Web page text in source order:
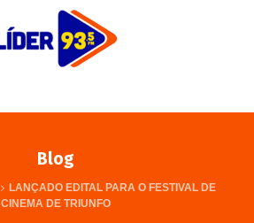
Blog
LANÇADO EDITAL PARA O FESTIVAL DE
CINEMA DE TRIUNFO